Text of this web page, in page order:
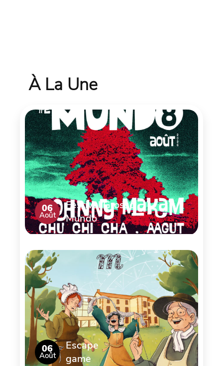
À La Une
06
Août
Festival Grosso
Mundo
06
Août
Escape
game